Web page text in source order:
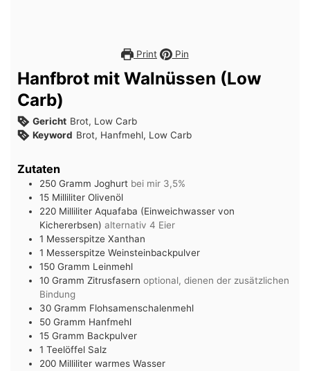
Print Pin
Hanfbrot mit Walnüssen (Low
Carb)
Gericht Brot, Low Carb
Keyword Brot, Hanfmehl, Low Carb
Zutaten
250 Gramm Joghurt bei mir 3,5%
15 Milliliter Olivenöl
220 Milliliter Aquafaba (Einweichwasser von
Kichererbsen) alternativ 4 Eier
1 Messerspitze Xanthan
1 Messerspitze Weinsteinbackpulver
150 Gramm Leinmehl
10 Gramm Zitrusfasern optional, dienen der zusätzlichen
Bindung
30 Gramm Flohsamenschalenmehl
50 Gramm Hanfmehl
15 Gramm Backpulver
1 Teelöffel Salz
200 Milliliter warmes Wasser